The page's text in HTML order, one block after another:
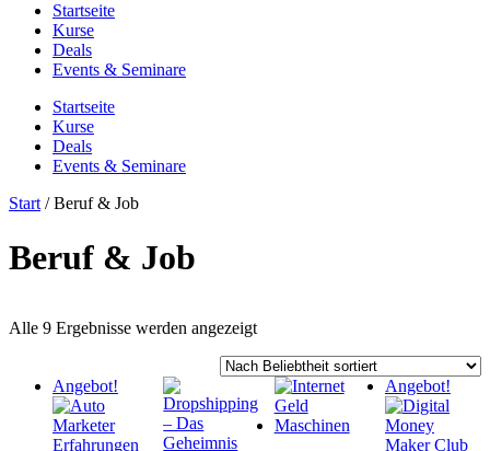
Startseite
Kurse
Deals
Events & Seminare
Startseite
Kurse
Deals
Events & Seminare
Start / Beruf & Job
Beruf & Job
Alle 9 Ergebnisse werden angezeigtNach
sortiert
Angebot!
Angebot!